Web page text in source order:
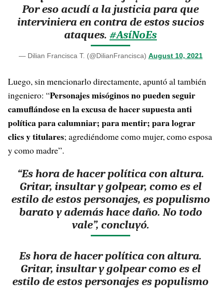
Por eso acudí a la justicia para que
interviniera en contra de estos sucios
ataques. #AsíNoEs
— Dilian Francisca T. (@DilianFrancisca) August 10, 2021
Luego, sin mencionarlo directamente, apuntó al también
ingeniero: “Personajes misóginos no pueden seguir
camuflándose en la excusa de hacer supuesta anti
política para calumniar; para mentir; para lograr
clics y titulares; agrediéndome como mujer, como esposa
y como madre”.
“Es hora de hacer política con altura.
Gritar, insultar y golpear, como es el
estilo de estos personajes, es populismo
barato y además hace daño. No todo
vale”, concluyó.
Es hora de hacer política con altura.
Gritar, insultar y golpear como es el
estilo de estos personajes es populismo